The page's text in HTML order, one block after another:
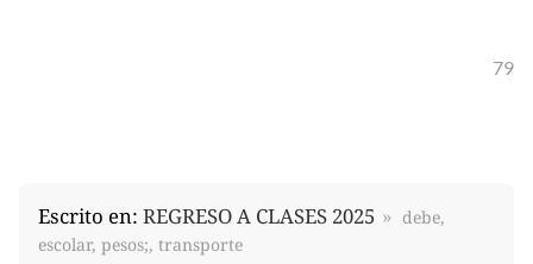
79
Escrito en: REGRESO A CLASES 2025
debe,
escolar, pesos;, transporte